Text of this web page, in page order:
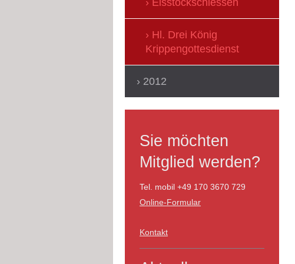
Hl. Drei König
Krippengottesdienst
2012
Sie möchten
Mitglied werden?
Tel. mobil +49 170 3670 729
Online-Formular
Kontakt